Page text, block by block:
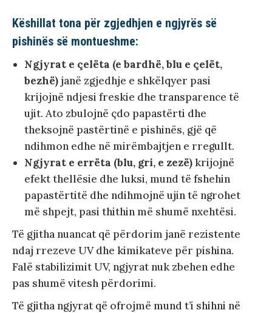
Këshillat tona për zgjedhjen e ngjyrës së
pishinës së montueshme:
Ngjyrat e çelëta (e bardhë, blu e çelët,
bezhë) janë zgjedhje e shkëlqyer pasi
krijojnë ndjesi freskie dhe transparence të
ujit. Ato zbulojnë çdo papastërti dhe
theksojnë pastërtinë e pishinës, gjë që
ndihmon edhe në mirëmbajtjen e rregullt.
Ngjyrat e errëta (blu, gri, e zezë)krijojnë
efekt thellësie dhe luksi, mund të fshehin
papastërtitë dhe ndihmojnë ujin të ngrohet
më shpejt, pasi thithin më shumë nxehtësi.
Të gjitha nuancat që përdorim janë rezistente
ndaj rrezeve UV dhe kimikateve për pishina.
Falë stabilizimit UV, ngjyrat nuk zbehen edhe
pas shumë vitesh përdorimi.
Të gjitha ngjyrat që ofrojmë mund t’i shihni në